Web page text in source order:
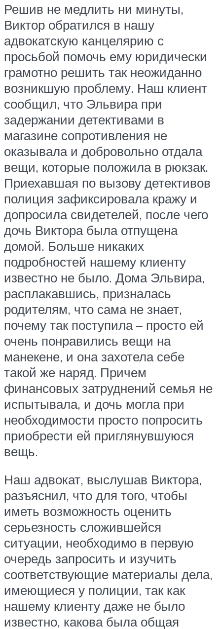
Решив не медлить ни минуты,
Виктор обратился в нашу
адвокатскую канцелярию с
просьбой помочь ему юридически
грамотно решить так неожиданно
возникшую проблему. Наш клиент
сообщил, что Эльвира при
задержании детективами в
магазине сопротивления не
оказывала и добровольно отдала
вещи, которые положила в рюкзак.
Приехавшая по вызову детективов
полиция зафиксировала кражу и
допросила свидетелей, после чего
дочь Виктора была отпущена
домой. Больше никаких
подробностей нашему клиенту
известно не было. Дома Эльвира,
расплакавшись, призналась
родителям, что сама не знает,
почему так поступила – просто ей
очень понравились вещи на
манекене, и она захотела себе
такой же наряд. Причем
финансовых затруднений семья не
испытывала, и дочь могла при
необходимости просто попросить
приобрести ей приглянувшуюся
вещь.
Наш адвокат, выслушав Виктора,
разъяснил, что для того, чтобы
иметь возможность оценить
серьезность сложившейся
ситуации, необходимо в первую
очередь запросить и изучить
соответствующие материалы дела,
имеющиеся у полиции, так как
нашему клиенту даже не было
известно, какова была общая